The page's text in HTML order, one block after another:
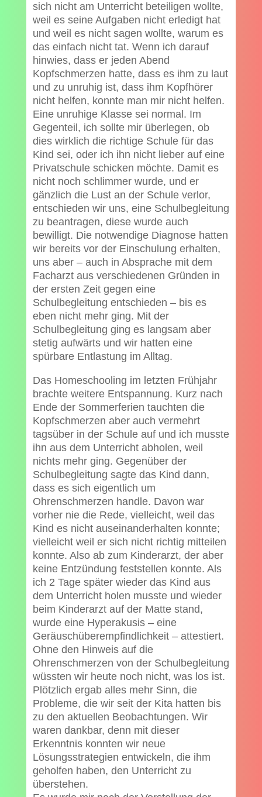
sich nicht am Unterricht beteiligen wollte,
weil es seine Aufgaben nicht erledigt hat
und weil es nicht sagen wollte, warum es
das einfach nicht tat. Wenn ich darauf
hinwies, dass er jeden Abend
Kopfschmerzen hatte, dass es ihm zu laut
und zu unruhig ist, dass ihm Kopfhörer
nicht helfen, konnte man mir nicht helfen.
Eine unruhige Klasse sei normal. Im
Gegenteil, ich sollte mir überlegen, ob
dies wirklich die richtige Schule für das
Kind sei, oder ich ihn nicht lieber auf eine
Privatschule schicken möchte. Damit es
nicht noch schlimmer wurde, und er
gänzlich die Lust an der Schule verlor,
entschieden wir uns, eine Schulbegleitung
zu beantragen, diese wurde auch
bewilligt. Die notwendige Diagnose hatten
wir bereits vor der Einschulung erhalten,
uns aber – auch in Absprache mit dem
Facharzt aus verschiedenen Gründen in
der ersten Zeit gegen eine
Schulbegleitung entschieden – bis es
eben nicht mehr ging. Mit der
Schulbegleitung ging es langsam aber
stetig aufwärts und wir hatten eine
spürbare Entlastung im Alltag.
Das Homeschooling im letzten Frühjahr
brachte weitere Entspannung. Kurz nach
Ende der Sommerferien tauchten die
Kopfschmerzen aber auch vermehrt
tagsüber in der Schule auf und ich musste
ihn aus dem Unterricht abholen, weil
nichts mehr ging. Gegenüber der
Schulbegleitung sagte das Kind dann,
dass es sich eigentlich um
Ohrenschmerzen handle. Davon war
vorher nie die Rede, vielleicht, weil das
Kind es nicht auseinanderhalten konnte;
vielleicht weil er sich nicht richtig mitteilen
konnte. Also ab zum Kinderarzt, der aber
keine Entzündung feststellen konnte. Als
ich 2 Tage später wieder das Kind aus
dem Unterricht holen musste und wieder
beim Kinderarzt auf der Matte stand,
wurde eine Hyperakusis – eine
Geräuschüberempfindlichkeit – attestiert.
Ohne den Hinweis auf die
Ohrenschmerzen von der Schulbegleitung
wüssten wir heute noch nicht, was los ist.
Plötzlich ergab alles mehr Sinn, die
Probleme, die wir seit der Kita hatten bis
zu den aktuellen Beobachtungen. Wir
waren dankbar, denn mit dieser
Erkenntnis konnten wir neue
Lösungsstrategien entwickeln, die ihm
geholfen haben, den Unterricht zu
überstehen.